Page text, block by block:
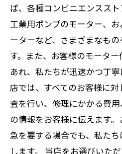
ば、各種コンビニエンススト
工業用ポンプのモーター、
ーターなど、さまざまなも
す。また、お客様のモータ
あれ、私たちが迅速かつ丁
店では、すべてのお客様に
査を行い、修理にかかる費
の情報をお客様に伝えます
急を要する場合でも、私た
します。 当店をお選びいた